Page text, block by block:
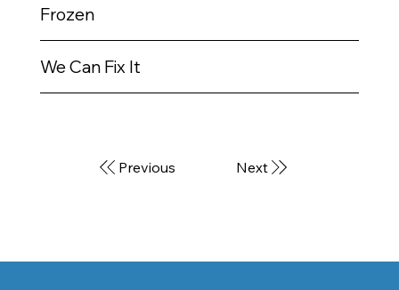
Previous Next
Frozen
We Can Fix It